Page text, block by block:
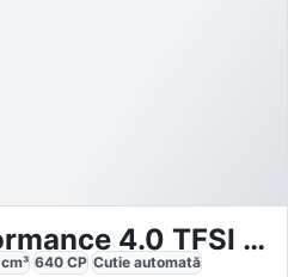
Audi RSQ8 performance 4.0 TFSI quattro
cm³ 640 CP Cutie automată